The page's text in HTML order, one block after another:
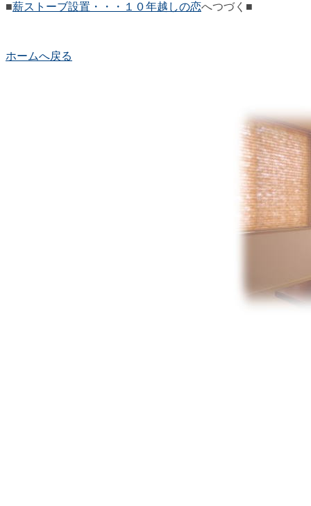
■薪ストーブ設置・・・１０年越しの恋へつづく■
ホームへ戻る